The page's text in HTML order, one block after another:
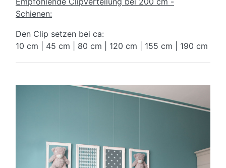
Schienen:
Den Clip setzen bei ca:
10 cm | 45 cm | 80 cm | 120 cm | 155 cm | 190 cm